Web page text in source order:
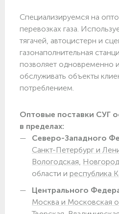
Специализируемся на
перевозках газа.
тягачей, автоцистерн и
газонаполнительная
позволяет одновременно
обслуживать объекты
потреблением.
Оптовые поставки СУГ
в пределах:
Северо-Западного
Санкт-Петербург и
Вологодская,
области и республика
Центрального
Москва и Московская